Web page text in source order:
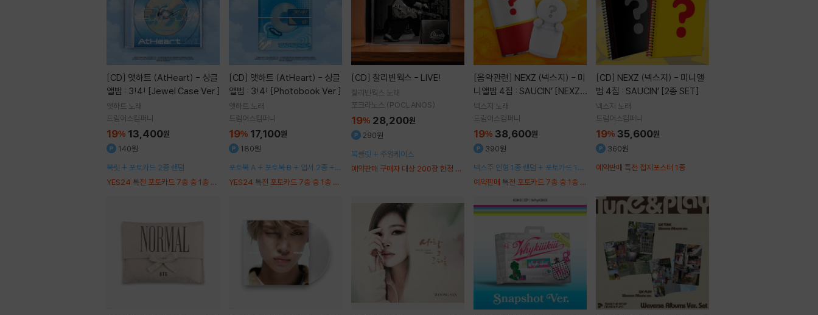
[CD]
앨범 : 3!4! [Jewel Case Ver.]
앳하트 노래
드림어스컴퍼니
YES24 특전 포토카드 7종 중 1종 랜
19% 13,400원
140원
북릿 + 포토카드 2종 랜덤
[CD]
앨범 : 3!4! [Photobook Ver.]
앳하트 노래
드림어스컴퍼니
YES24 특전 포토카드 7종 중 1종 랜
19% 17,100원
180원
포토북 A + 포토북 B + 엽서 2종 +
책받침 + 포토카드 2종 랜덤 + 스티커
[CD] 찰리빈웍스 - LIVE!
찰리빈웍스 노래
포크라노스 (POCLANOS)
예약판매 구매자 대상 200장 한정 사
19% 28,200원
290원
북클릿 + 주얼케이스
[음악관련]
니앨범 4집 : SAUCIN’ [NEXZO
O Ver.]
넥스지 노래
드림어스컴퍼니
예약판매 특전 포토카드 7종 중 1종 랜
19% 38,600원
390원
넥스주 인형 1종 랜덤 + 포토카드 1종
랜덤 + 포토카드 세트 + 가사지 + 넘
[CD]
범 4집 : SAUCIN’ [2종 SET]
넥스지 노래
드림어스컴퍼니
예약판매 특전 접지포스터 1종
19% 35,600원
360원